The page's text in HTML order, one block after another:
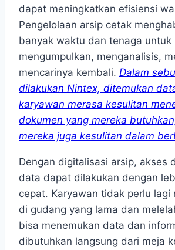
dapat meningkatkan efisiensi
Pengelolaan arsip cetak
banyak waktu dan tenaga untuk
mengumpulkan, menganalisis,
mencarinya kembali. Dalam
dilakukan Nintex, ditemukan
karyawan merasa kesulitan
dokumen yang mereka
mereka juga kesulitan dalam
Dengan digitalisasi arsip, akses
data dapat dilakukan dengan
cepat. Karyawan tidak perlu lagi
di gudang yang lama dan
bisa menemukan data dan
dibutuhkan langsung dari meja